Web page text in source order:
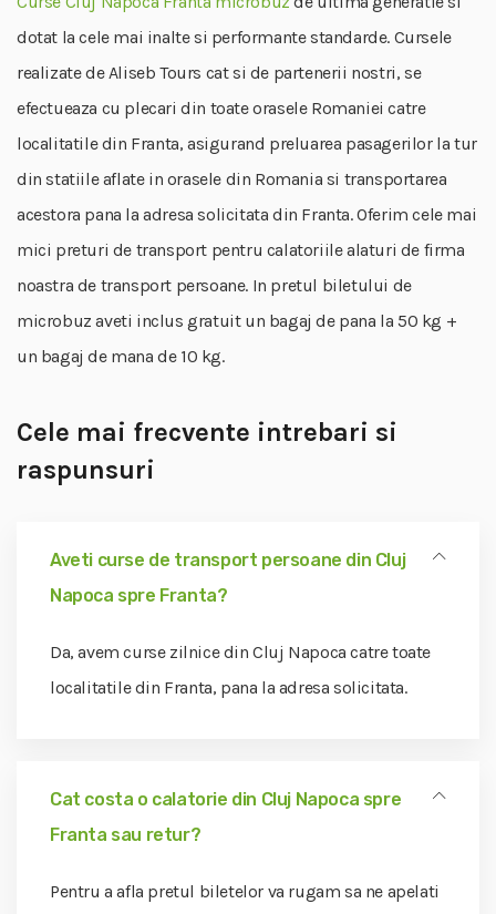
dotat la cele mai inalte si performante standarde. Cursele
realizate de Aliseb Tours cat si de partenerii nostri, se
efectueaza cu plecari din toate orasele Romaniei catre
localitatile din Franta, asigurand preluarea pasagerilor la tur
din statiile aflate in orasele din Romania si transportarea
acestora pana la adresa solicitata din Franta. Oferim cele mai
mici preturi de transport pentru calatoriile alaturi de firma
noastra de transport persoane. In pretul biletului de
microbuz aveti inclus gratuit un bagaj de pana la 50 kg +
un bagaj de mana de 10 kg.
Cele mai frecvente intrebari si
raspunsuri
Aveti curse de transport persoane din Cluj
Napoca spre Franta?
Da, avem curse zilnice din Cluj Napoca catre toate
localitatile din Franta, pana la adresa solicitata.
Cat costa o calatorie din Cluj Napoca spre
Franta sau retur?
Pentru a afla pretul biletelor va rugam sa ne apelati